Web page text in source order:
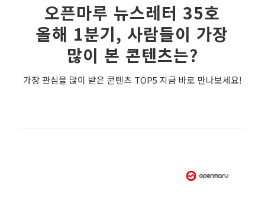
오픈마루 뉴스레터 35호
올해 1분기, 사람들이 가장
많이 본 콘텐츠는?
가장 관심을 많이 받은 콘텐츠 TOP5 지금 바로 만나보세요!